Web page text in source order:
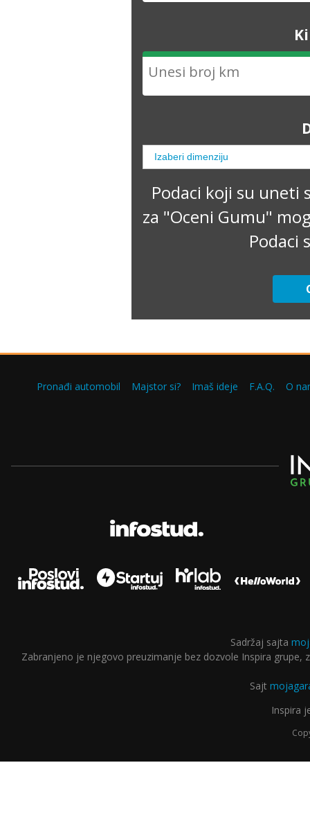
Podaci koji su uneti
za "Oceni Gumu"
Podaci
Pronađi automobil Majstor si? Imaš ideje F.A.Q. O
Sadržaj sajta
Zabranjeno je njegovo preuzimanje bez dozvole Inspira
Sajt
Inspira